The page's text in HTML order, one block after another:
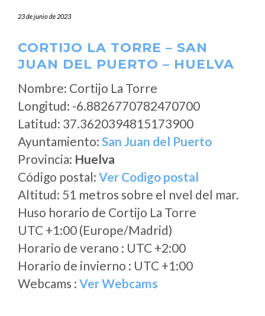
23 de junio de 2023
CORTIJO LA TORRE – SAN
JUAN DEL PUERTO – HUELVA
Nombre: Cortijo La Torre
Longitud: -6.8826770782470700
Latitud: 37.3620394815173900
Ayuntamiento: San Juan del Puerto
Provincia: Huelva
Código postal: Ver Codigo postal
Altitud: 51 metros sobre el nvel del mar.
Huso horario de Cortijo La Torre
UTC +1:00 (Europe/Madrid)
Horario de verano : UTC +2:00
Horario de invierno : UTC +1:00
Webcams : Ver Webcams